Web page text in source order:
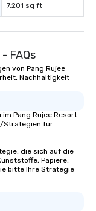
7.201 sq ft
FAQs
von Pang Rujee
Nachhaltigkeit
Pang Rujee Resort
Strategien für
die sich auf die
Papiere,
bitte Ihre Strategie